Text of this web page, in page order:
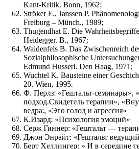
Kant-Kritik. Bonn, 1962;
Ströker E., Janssen P.
Freiburg – Münch., 1989;
Thugendhat E. Die
Heidegger. В., 1967;
Waidenfels В. Das Zwischenreich
Sozialphilosophische
Edmund Husserl. Den Haag, 1971;
Wuchtel K. Bausteine einer
20. Wien, 1995.
Ф. Перлз: «Гештальт-семинары»,
подход.Свидетель терапии»,
ведра:, «Эго голод и агрессия»
К.Изард: «Психология эмоций»
Серж Гиннер: «Гештальт —
Джон Энрайт: «Гештальт
Берт Хеллингер: » И в середине